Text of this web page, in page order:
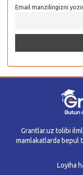
Email manzilingizni
Grantlar.uz tolibi
mamlakatlarda bepul
Loyiha